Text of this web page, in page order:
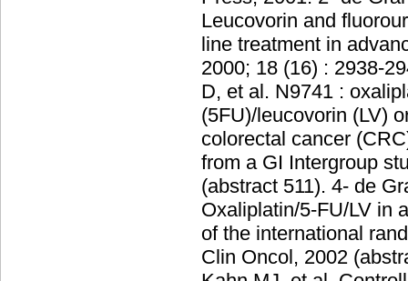
Leucovorin and
line treatment in
2000; 18 (16) : 2938-
D, et al. N9741 :
(5FU)/leucovorin (LV)
colorectal cancer
from a GI Intergroup
(abstract 511). 4- de
Oxaliplatin/5-FU/LV in
of the international
Clin Oncol, 2002